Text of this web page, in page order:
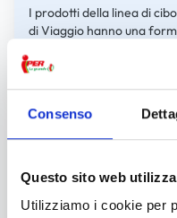
Consenso
Questo sito web
Utilizziamo i cookie per
I prodotti della linea di
di Viaggio hanno una
Scopri di più